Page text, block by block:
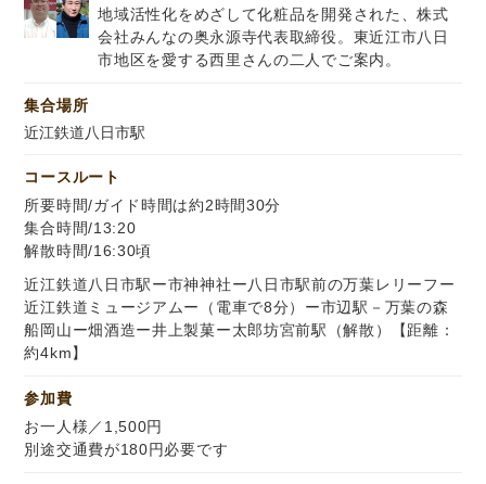
地域活性化をめざして化粧品を開発された、株式
会社みんなの奥永源寺代表取締役。東近江市八日
市地区を愛する西里さんの二人でご案内。
集合場所
近江鉄道八日市駅
コースルート
所要時間/ガイド時間は約2時間30分
集合時間/13:20
解散時間/16:30頃
近江鉄道八日市駅ー市神神社ー八日市駅前の万葉レリーフー
近江鉄道ミュージアムー（電車で8分）ー市辺駅－万葉の森
船岡山ー畑酒造ー井上製菓ー太郎坊宮前駅（解散）【距離：
約4km】
参加費
お一人様／1,500円
別途交通費が180円必要です